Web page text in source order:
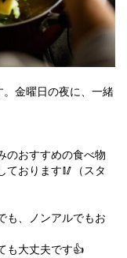
。金曜日の夜に、一緒
のおすすめの食べ物
ております🥢（スタ
も、ノンアルでもお
も大丈夫です👍